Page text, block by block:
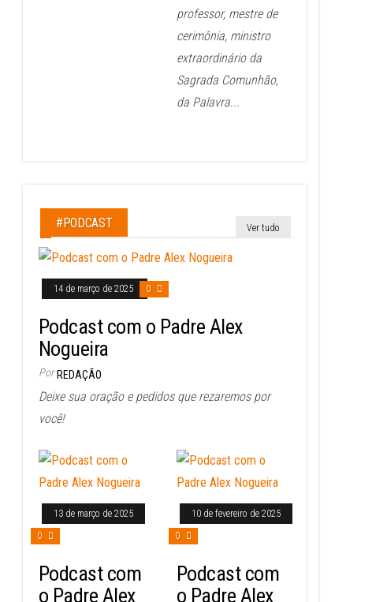
professor, mestre de
cerimônia, ministro
extraordinário da
Sagrada Comunhão,
da Palavra...
#PODCAST Ver tudo
14 de março de 2025 0
Podcast com o Padre Alex
Nogueira
Por REDAÇÃO
Deixe sua oração e pedidos que rezaremos por
você!
13 de março de 2025
0
Podcast com
o Padre Alex
10 de fevereiro de 2025
0
Podcast com
o Padre Alex